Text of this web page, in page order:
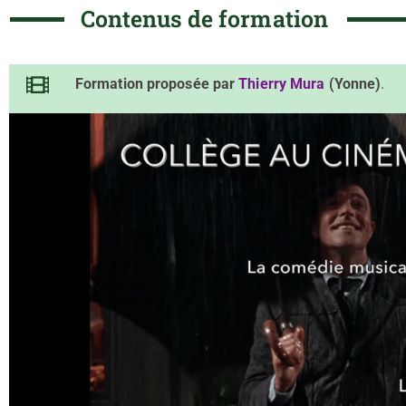
Contenus de formation
Formation proposée par Thierry Mura (Yonne).